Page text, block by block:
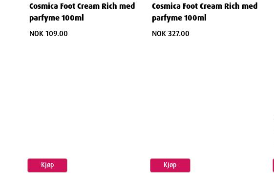
Cosmica Foot Cream Rich med
parfyme 100ml
NOK 109.00
Kjøp
Cosmica Foot Cream Rich med
parfyme 100ml
NOK 327.00
Kjøp